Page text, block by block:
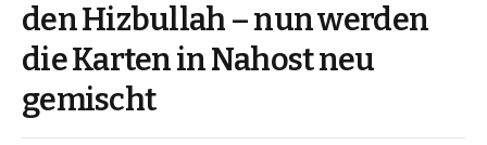
den Hizbullah – nun werden
die Karten in Nahost neu
gemischt